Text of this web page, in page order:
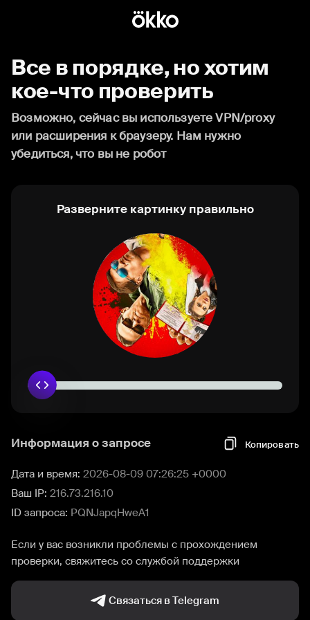
Все в порядке, но хотим
кое-что проверить
Возможно, сейчас вы используете VPN/proxy
или расширения к браузеру. Нам нужно
убедиться, что вы не робот
Разверните картинку правильно
Информация о запросе Копировать
Дата и время: 2026-08-09 07:26:25 +0000
Ваш IP: 216.73.216.10
ID запроса: PQNJapqHweA1
Если у вас возникли проблемы с прохождением
проверки, свяжитесь со службой поддержки
Связаться в Telegram